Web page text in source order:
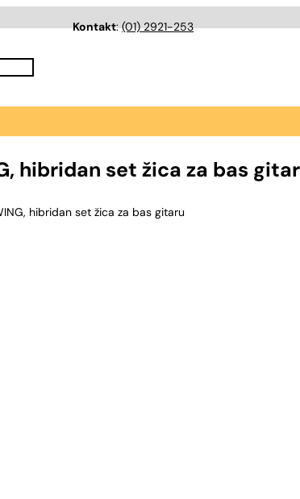
Kontakt:(01) 2921-253
hibridan set žica za bas
hibridan set žica za bas gitaru